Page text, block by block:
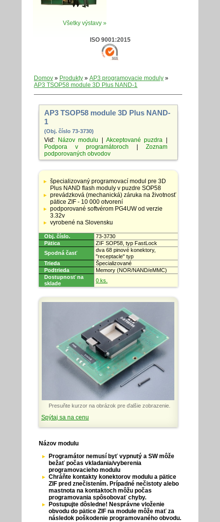
Všetky výstavy »
ISO 9001:2015
Domov » Produkty » AP3 programovacie moduly »
AP3 TSOP58 module 3D Plus NAND-1
AP3 TSOP58 module 3D Plus NAND-
1
(Obj. číslo 73-3730)
Viď: Názov modulu Akceptované puzdra
Podpora v programátoroch
Zoznam
podporovaných obvodov
Tabuľka
so
špecifikáciami
adaptérov
špecializovaný programovací modul pre 3D
Plus NAND flash moduly v puzdre SOP58
prevádzková (mechanická) záruka na životnosť
pätice ZIF - 10 000 otvorení
podporované softvérom PG4UW od verzie
3.32v
vyrobené na Slovensku
Obj. číslo.
73-3730
Pätica
ZIF SOP58, typ FastLock
Spodná časť
dva 68 pinové konektory,
"receptacle" typ
Trieda
Špecializované
Podtrieda
Memory (NOR/NAND/eMMC)
Dostupnosť na
sklade
0 ks.
Presuňte kurzor na obrázok pre ďalšie zobrazenie.
Spýtaj sa na cenu
Názov modulu
Programátor nemusí byť vypnutý a SW môže
bežať počas vkladania/vyberenia
programovacieho modulu
Chráňte kontakty konektorov modulu a pätice
ZIF pred znečistením. Prípadné nečistoty alebo
mastnota na kontaktoch môžu počas
programovania spôsobovať chyby.
Postupujte dôsledne! Nesprávne vloženie
obvodu do pätice ZIF na module môže mať za
následok poškodenie programovaného obvodu.